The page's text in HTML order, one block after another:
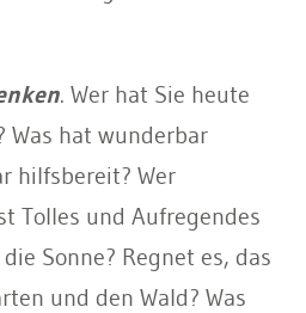
. Wer hat Sie heute
Was hat wunderbar
hilfsbereit? Wer
Tolles und Aufregendes
Sonne? Regnet es, das
und den Wald? Was